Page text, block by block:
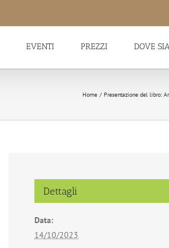
EVENTI PREZZI DOVE
Home Presentazione del libro:
Dettagli
Data:
14/10/2023